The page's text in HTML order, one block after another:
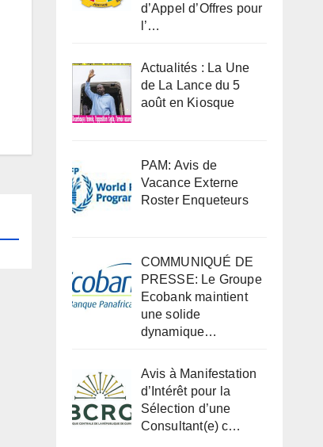
d’Appel d’Offres pour
l’…
Actualités : La Une
de La Lance du 5
août en Kiosque
PAM: Avis de
Vacance Externe
Roster Enqueteurs
COMMUNIQUÉ DE
PRESSE: Le Groupe
Ecobank maintient
une solide
dynamique…
Avis à Manifestation
d’Intérêt pour la
Sélection d’une
Consultant(e) c…